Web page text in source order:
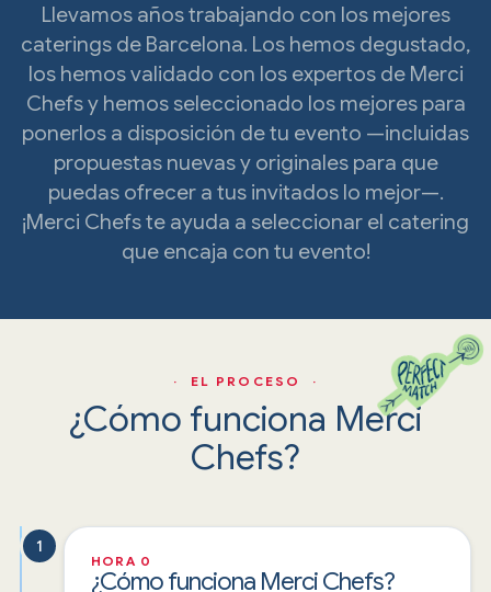
Llevamos años trabajando con los mejores
caterings de Barcelona. Los hemos degustado,
los hemos validado con los expertos de Merci
Chefs y hemos seleccionado los mejores para
ponerlos a disposición de tu evento —incluidas
propuestas nuevas y originales para que
puedas ofrecer a tus invitados lo mejor—.
¡Merci Chefs te ayuda a seleccionar el catering
que encaja con tu evento!
· EL PROCESO ·
¿Cómo funciona Merci
Chefs?
1
HORA 0
¿Cómo funciona Merci Chefs?